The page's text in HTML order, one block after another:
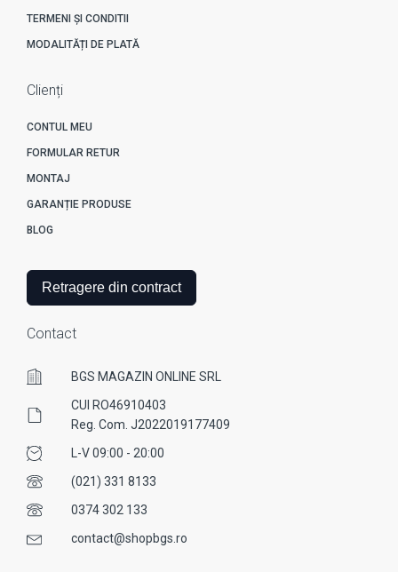
TERMENI ȘI CONDITII
MODALITĂȚI DE PLATĂ
Clienți
CONTUL MEU
FORMULAR RETUR
MONTAJ
GARANȚIE PRODUSE
BLOG
Retragere din contract
Contact
BGS MAGAZIN ONLINE SRL
CUI RO46910403
Reg. Com. J2022019177409
L-V 09:00 - 20:00
(021) 331 8133
0374 302 133
contact@shopbgs.ro